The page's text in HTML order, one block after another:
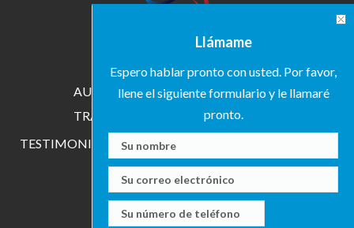
SOBRE KAREN
ESPECIALIDADES
AUTORA
CONFERENCISTA
TRAINER
INVESTIGADORA
TESTIMONIOS
MEDIA
BLOG
Llámame
Espero hablar pronto con usted. Por favor,
llene el siguiente formulario y le llamaré
pronto.